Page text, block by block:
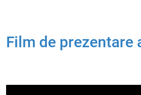
Film de prezentare